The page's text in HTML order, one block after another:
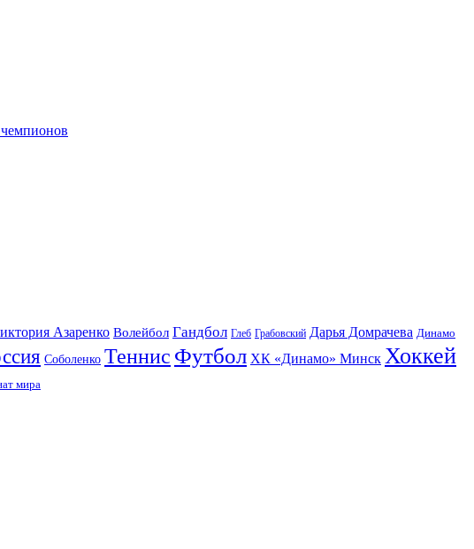
Азаренко Волейбол Гандбол Глеб Грабовский Дарья Домрачева Динамо
Соболенко Теннис Футбол ХК «Динамо» Минск Хоккей
мира